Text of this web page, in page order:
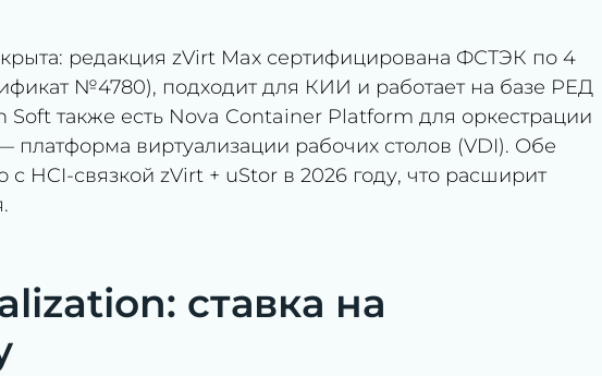
редакция zVirt Max сертифицирована ФСТЭК по 4
№4780), подходит для КИИ и работает на базе РЕД
Soft также есть Nova Container Platform для оркестрации
платформа виртуализации рабочих столов (VDI). Обе
HCI-связкой zVirt + uStor в 2026 году, что расширит
ставка на